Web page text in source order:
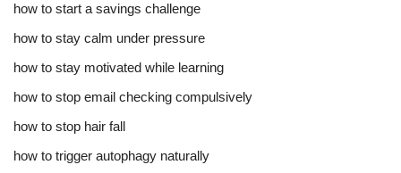
how to start a savings challenge
how to stay calm under pressure
how to stay motivated while learning
how to stop email checking compulsively
how to stop hair fall
how to trigger autophagy naturally